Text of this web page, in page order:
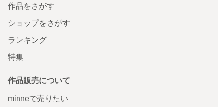
作品をさがす
ショップをさがす
ランキング
特集
作品販売について
minneで売りたい